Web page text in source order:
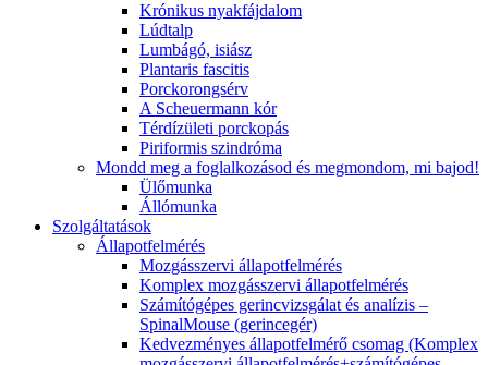
Krónikus nyakfájdalom
Lúdtalp
Lumbágó, isiász
Plantaris fascitis
Porckorongsérv
A Scheuermann kór
Térdízületi porckopás
Piriformis szindróma
Mondd meg a foglalkozásod és megmondom, mi bajod!
Ülőmunka
Állómunka
Szolgáltatások
Állapotfelmérés
Mozgásszervi állapotfelmérés
Komplex mozgásszervi állapotfelmérés
Számítógépes gerincvizsgálat és analízis –
SpinalMouse (gerincegér)
Kedvezményes állapotfelmérő csomag (Komplex